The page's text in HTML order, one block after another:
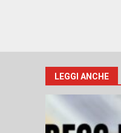
LEGGI ANCHE